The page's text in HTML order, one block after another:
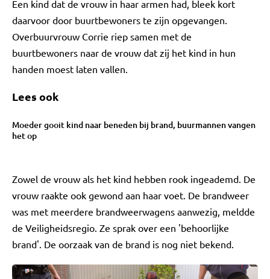
Een kind dat de vrouw in haar armen had, bleek kort
daarvoor door buurtbewoners te zijn opgevangen.
Overbuurvrouw Corrie riep samen met de
buurtbewoners naar de vrouw dat zij het kind in hun
handen moest laten vallen.
Lees ook
Moeder gooit kind naar beneden bij brand, buurmannen vangen
het op
Zowel de vrouw als het kind hebben rook ingeademd. De
vrouw raakte ook gewond aan haar voet. De brandweer
was met meerdere brandweerwagens aanwezig, meldde
de Veiligheidsregio. Ze sprak over een 'behoorlijke
brand'. De oorzaak van de brand is nog niet bekend.